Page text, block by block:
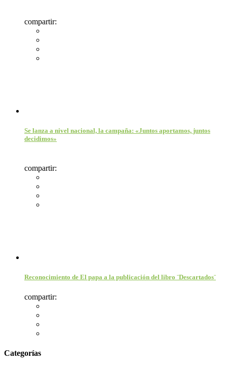
compartir:
Se lanza a nivel nacional, la campaña: «Juntos aportamos, juntos
decidimos»
compartir:
Reconocimiento de El papa a la publicación del libro ¨Descartados¨
compartir:
Categorías